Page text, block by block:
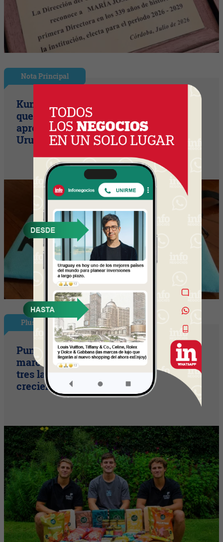
Nota Principal
Kumon, el método educativo japonés
que busca potenciar habilidades de
aprendizaje y llegar a 10 franquicias en
Uruguay en dos años
Plus
Punto Sano acelera a tres cifras (la
marca duplicó sus ventas y ya prepara
tres lanzamientos para seguir
creciendo)